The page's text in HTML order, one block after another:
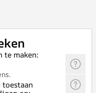
te maken: